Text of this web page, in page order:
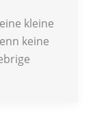
kleine
keine